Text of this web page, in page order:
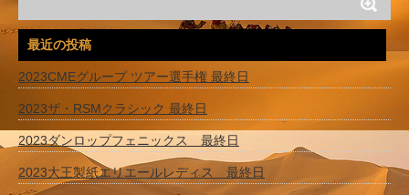
最近の投稿
2023CMEグループ ツアー選手権 最終日
2023ザ・RSMクラシック 最終日
2023ダンロップフェニックス 最終日
2023大王製紙エリエールレディス 最終日